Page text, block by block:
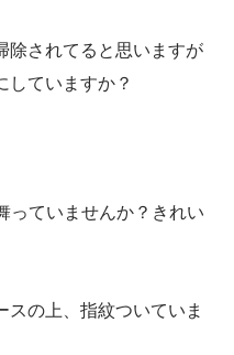
除されてると思いますが
していますか？
っていませんか？きれい
の上、指紋ついていま